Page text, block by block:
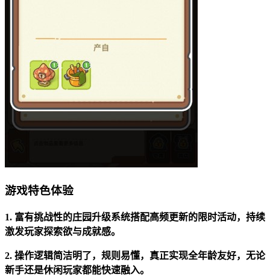
游戏特色体验
1. 富有挑战性的庄园升级系统搭配高频更新的限时活动，持续
激发玩家探索欲与成就感。
2. 操作逻辑简洁明了，规则易懂，真正实现全年龄友好，无论
新手还是休闲玩家都能快速融入。